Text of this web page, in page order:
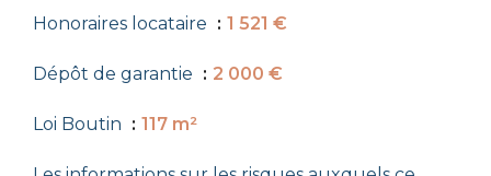
Honoraires locataire 1 521 €
Dépôt de garantie 2 000 €
Loi Boutin 117 m²